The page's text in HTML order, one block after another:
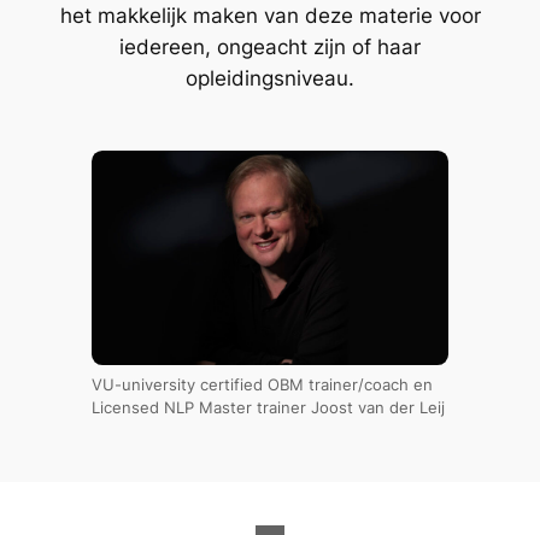
het makkelijk maken van deze materie voor
iedereen, ongeacht zijn of haar
opleidingsniveau.
VU-university certified OBM trainer/coach en
Licensed NLP Master trainer Joost van der Leij